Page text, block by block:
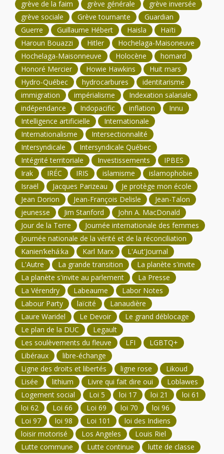
grève de la faim grève générale
grève inversée
grève sociale
Grève tournante
Guardian
Guerre
Guillaume Hébert Haisla
Haïti
Haroun Bouazzi
Hitler
Hochelaga-Maisoneuve
Hochelaga-Maisonneuve
Holocène
homard
Honoré Mercier
Howie Hawkins
Huit mars
Hydro-Québec
hydrocarbures
identitarisme
immigration
impérialisme
Indexation salariale
indépendance
Indopacific inflation
Innu
Intelligence artificielle
Internationale
Internationalisme
Intersectionnalité
Intersyndicale
Intersyndicale Québec
Intégrité territoriale
Investissements
IPBES
Irak
IRÉC IRIS islamisme
islamophobie
Israël
Jacques Parizeau
Je protège mon école
Jean Dorion
Jean-François Delisle
Jean-Talon
jeunesse
Jim Stanford
John A. MacDonald
Jour de la Terre
Journée internationale des femmes
Journée nationale de la vérité et de la réconciliation
Kanien’kehá:ka
Karl Marx
L'Aut'Journal
L'Autre
La grande transition
La planète s'invite
La planète s'invite au parlement
La Presse
La Vérendry
Labeaume
Labor Notes
Labour Party
laïcité
Lanaudière
Laure Waridel
Le Devoir
Le grand déblocage
Le plan de la DUC
Legault
Les soulèvements du fleuve
LFI
LGBTQ+
Libéraux
libre-échange
Ligne des droits et libertés
ligne rose
Likoud
Lisée
lithium Livre qui fait dire oui
Loblawes
Logement social
Loi 5 loi 17 loi 21
loi 61
loi 62
Loi 66 Loi 69 loi 70
loi 96
Loi 97
loi 98 Loi 101
loi des Indiens
loisir motorisé
Los Angeles
Louis Riel
Lutte commune
Lutte continue
lutte de classe